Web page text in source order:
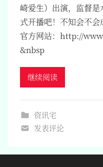
崎爱生）出演，监督
式开播吧！不知会不会
官方网站：http://
&nbsp
继续阅读
资讯宅
发表评论